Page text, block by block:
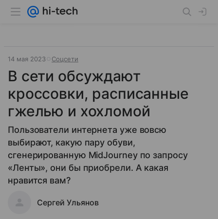
14 мая 2023 Соцсети
В сети обсуждают
кроссовки, расписанные
гжелью и хохломой
Пользователи интернета уже вовсю
выбирают, какую пару обуви,
сгенерированную MidJourney по запросу
«Ленты», они бы приобрели. А какая
нравится вам?
Сергей Ульянов